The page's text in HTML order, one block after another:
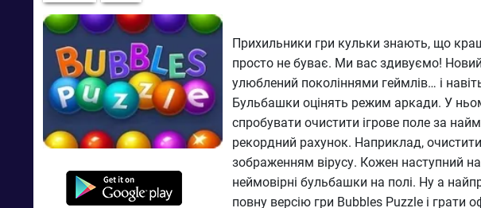
Прихильники гри кульки знають, що
просто не буває. Ми вас здивуємо!
улюблений поколіннями геймлів… і
Бульбашки оцінять режим аркади. У
спробувати очистити ігрове поле за
рекордний рахунок. Наприклад,
зображенням вірусу. Кожен наступний
неймовірні бульбашки на полі. Ну а
повну версію гри Bubbles Puzzle і грати